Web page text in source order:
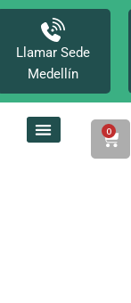
Llamar Sede
Medellín
0
Cart